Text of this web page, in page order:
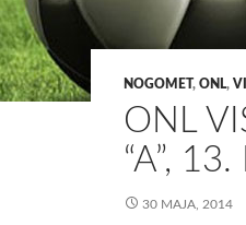
NOGOMET, ONL,
ONL
“A”,
30 MAJA, 2014